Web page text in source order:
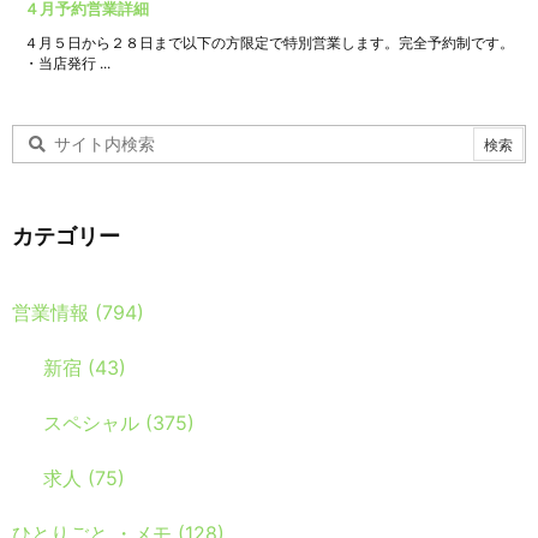
４月予約営業詳細
４月５日から２８日まで以下の方限定で特別営業します。完全予約制です。
・当店発行 ...
カテゴリー
営業情報 (794)
新宿 (43)
スペシャル (375)
求人 (75)
ひとりごと ・メモ (128)